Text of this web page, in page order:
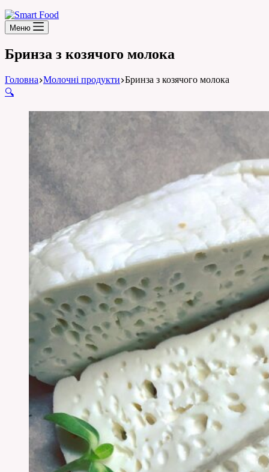
Меню
Бринза з козячого молока
Головна Молочні продукти Бринза з козячого молока
🔍